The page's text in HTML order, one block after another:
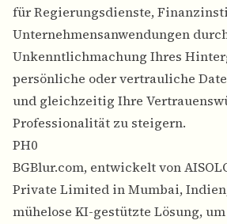
für Regierungsdienste,
Unternehmensanwendungen
Unkenntlichmachung Ihres
persönliche oder vertrauliche
und gleichzeitig Ihre
Professionalität zu steigern.
PH0
BGBlur.com, entwickelt von
Private Limited in Mumbai,
mühelose KI-gestützte Lösung,